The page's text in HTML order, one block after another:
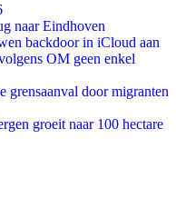
naar Eindhoven
backdoor in iCloud aan
OM geen enkel
grensaanval door migranten
groeit naar 100 hectare